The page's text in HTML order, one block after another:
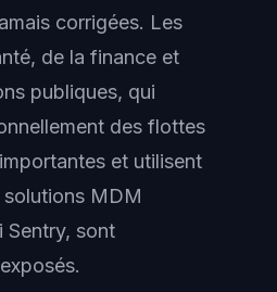
corrigées. Les
de la finance et
publiques, qui
des flottes
et utilisent
solutions MDM
Sentry, sont